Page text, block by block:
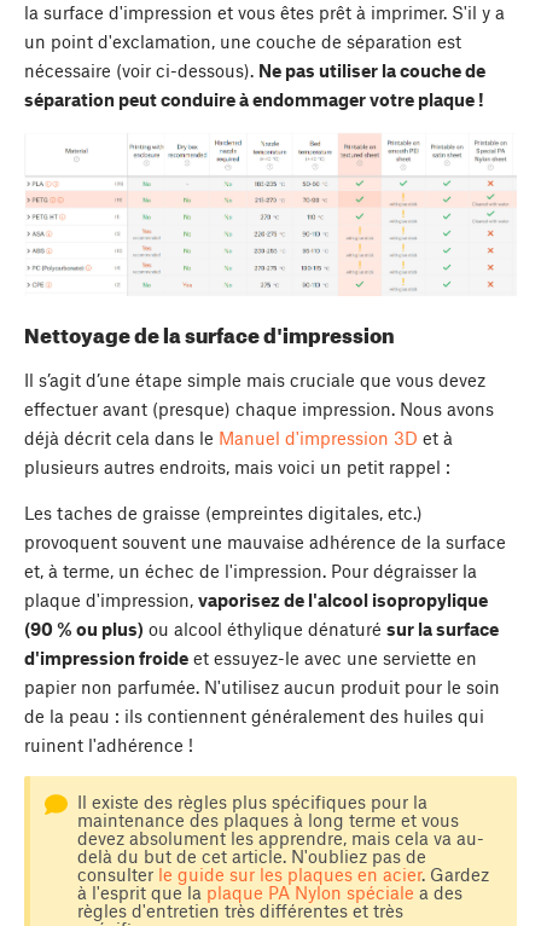
la surface d'impression et vous êtes prêt à imprimer. S'il y a
un point d'exclamation, une couche de séparation est
nécessaire (voir ci-dessous). Ne pas utiliser la couche de
séparation peut conduire à endommager votre plaque !
Nettoyage de la surface d'impression
Il s’agit d’une étape simple mais cruciale que vous devez
effectuer avant (presque) chaque impression. Nous avons
déjà décrit cela dans le Manuel d'impression 3D et à
plusieurs autres endroits, mais voici un petit rappel :
Les taches de graisse (empreintes digitales, etc.)
provoquent souvent une mauvaise adhérence de la surface
et, à terme, un échec de l'impression. Pour dégraisser la
plaque d'impression, vaporisez de l'alcool isopropylique
(90 % ou plus) ou alcool éthylique dénaturé sur la surface
d'impression froide et essuyez-le avec une serviette en
papier non parfumée. N'utilisez aucun produit pour le soin
de la peau : ils contiennent généralement des huiles qui
ruinent l'adhérence !
Il existe des règles plus spécifiques pour la
maintenance des plaques à long terme et vous
devez absolument les apprendre, mais cela va au-
delà du but de cet article. N'oubliez pas de
consulter le guide sur les plaques en acier. Gardez
à l'esprit que la plaque PA Nylon spéciale a des
règles d'entretien très différentes et très